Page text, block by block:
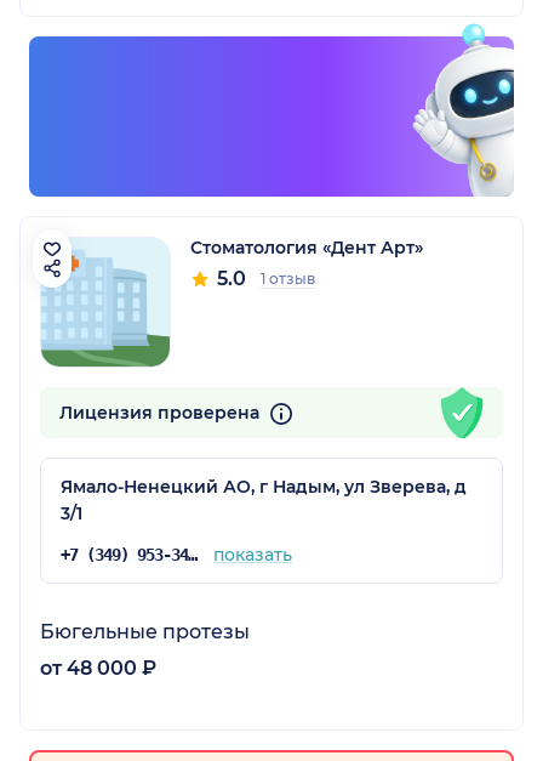
Стоматология «Дент Арт»
5.0 1 отзыв
Лицензия проверена
Ямало-Ненецкий АО, г Надым, ул Зверева, д
3/1
+7 (349) 953-34-33 показать
Бюгельные протезы
от 48 000 ₽